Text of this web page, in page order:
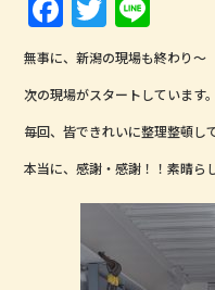
a
c
e
b
o
o
k
w
it
te
r
n
e
無事に、新潟の現場も終わり～
次の現場がスタートしています。
毎回、皆できれいに整理整頓し
本当に、感謝・感謝！！素晴ら